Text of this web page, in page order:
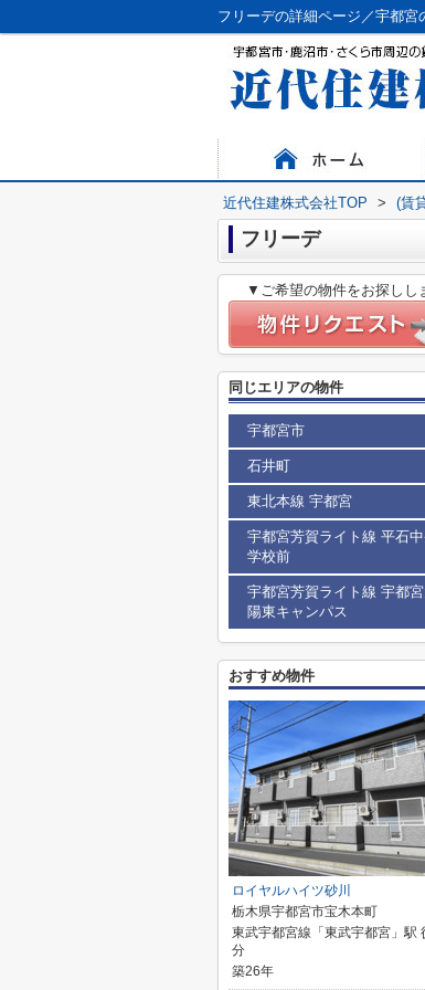
フリーデの詳細ページ／宇都宮
近代住建株式会社TOP > (賃
フリーデ
▼ご希望の物件をお探しし
同じエリアの物件
宇都宮市
石井町
東北本線 宇都宮
宇都宮芳賀ライト線 平石
学校前
宇都宮芳賀ライト線 宇都
陽東キャンパス
おすすめ物件
ロイヤルハイツ砂川
栃木県宇都宮市宝木本町
東武宇都宮線「東武宇都宮」駅
分
築26年